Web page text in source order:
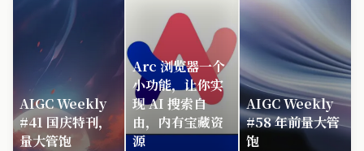
AIGC Weekly
#41 国庆特刊，
量大管饱
Arc 浏览器一个
小功能，让你实
现 AI 搜索自
由，内有宝藏资
源
AIGC Weekly
#58 年前量大管
饱